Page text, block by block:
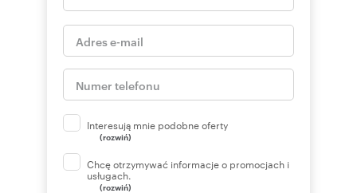
Interesują mnie podobne oferty
(rozwiń)
Chcę otrzymywać informacje o promocjach i
usługach.
(rozwiń)